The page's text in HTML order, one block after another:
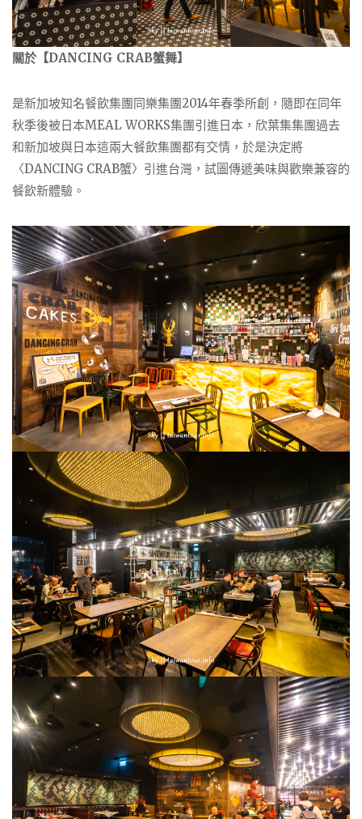
關於【DANCING CRAB蟹舞】
是新加坡知名餐飲集團同樂集團2014年春季所創，隨即在同年
秋季後被日本MEAL WORKS集團引進日本，欣葉集集團過去
和新加坡與日本這兩大餐飲集團都有交情，於是決定將
〈DANCING CRAB蟹〉引進台灣，試圖傳遞美味與歡樂兼容的
餐飲新體驗。